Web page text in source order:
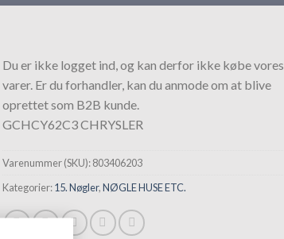
Du er ikke logget ind, og kan derfor ikke købe vores
varer. Er du forhandler, kan du anmode om at blive
oprettet som B2B kunde.
GCHCY62C3 CHRYSLER
Varenummer (SKU):803406203
Kategorier:15. Nøgler,NØGLE HUSE ETC.